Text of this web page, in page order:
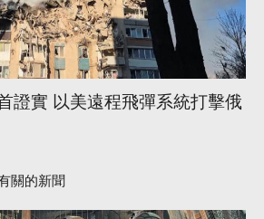
證實 以美遠程飛彈系統打擊俄
關的新聞